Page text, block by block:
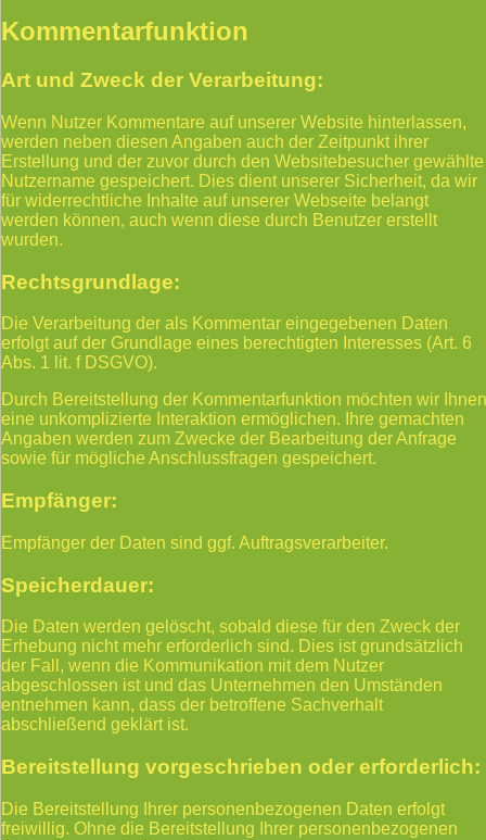
Kommentarfunktion
Art und Zweck der Verarbeitung:
Wenn Nutzer Kommentare auf unserer Website hinterlassen,
werden neben diesen Angaben auch der Zeitpunkt ihrer
Erstellung und der zuvor durch den Websitebesucher gewählte
Nutzername gespeichert. Dies dient unserer Sicherheit, da wir
für widerrechtliche Inhalte auf unserer Webseite belangt
werden können, auch wenn diese durch Benutzer erstellt
wurden.
Rechtsgrundlage:
Die Verarbeitung der als Kommentar eingegebenen Daten
erfolgt auf der Grundlage eines berechtigten Interesses (Art. 6
Abs. 1 lit. f DSGVO).
Durch Bereitstellung der Kommentarfunktion möchten wir Ihnen
eine unkomplizierte Interaktion ermöglichen. Ihre gemachten
Angaben werden zum Zwecke der Bearbeitung der Anfrage
sowie für mögliche Anschlussfragen gespeichert.
Empfänger:
Empfänger der Daten sind ggf. Auftragsverarbeiter.
Speicherdauer:
Die Daten werden gelöscht, sobald diese für den Zweck der
Erhebung nicht mehr erforderlich sind. Dies ist grundsätzlich
der Fall, wenn die Kommunikation mit dem Nutzer
abgeschlossen ist und das Unternehmen den Umständen
entnehmen kann, dass der betroffene Sachverhalt
abschließend geklärt ist.
Bereitstellung vorgeschrieben oder erforderlich:
Die Bereitstellung Ihrer personenbezogenen Daten erfolgt
freiwillig. Ohne die Bereitstellung Ihrer personenbezogenen